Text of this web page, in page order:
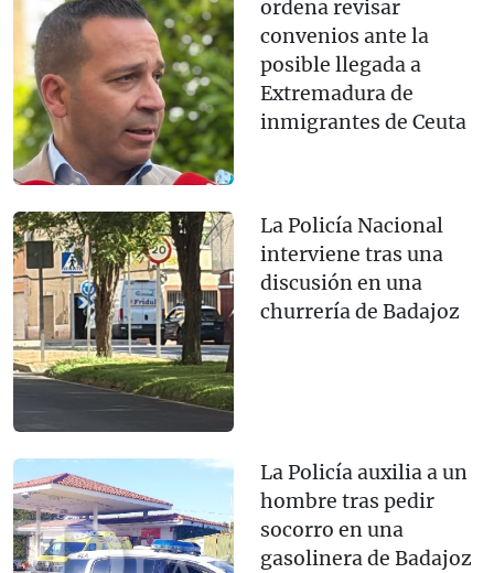
ordena revisar
convenios ante la
posible llegada a
Extremadura de
inmigrantes de Ceuta
La Policía Nacional
interviene tras una
discusión en una
churrería de Badajoz
La Policía auxilia a un
hombre tras pedir
socorro en una
gasolinera de Badajoz